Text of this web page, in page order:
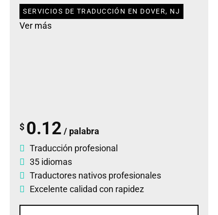
SERVICIOS DE TRADUCCIÓN EN DOVER, NJ
Ver más
$ 0.12 / palabra
Traducción profesional
35 idiomas
Traductores nativos profesionales
Excelente calidad con rapidez